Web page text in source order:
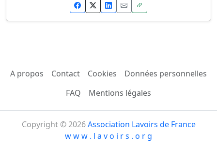
A propos Contact Cookies
Données personnelles
FAQ
Mentions légales
Copyright © 2026Association Lavoirs de France
w w w . l a v o i r s . o r g